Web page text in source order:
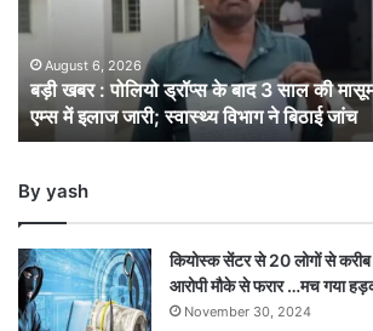
बाद
साल
की
मासूम
शरीर
अकड़ा,
में
इलाज
जारी;
August 6, 2026
बड़ी खबर : पोलियो ड्रॉप्स के बाद 3 साल की
एम्स में इलाज जारी; स्वास्थ्य विभाग ने बिठाई जांच
By yash
कियोस्क सेंटर से 20 लोगों से
आरोपी मौके से फरार …मच गया
November 30, 2024